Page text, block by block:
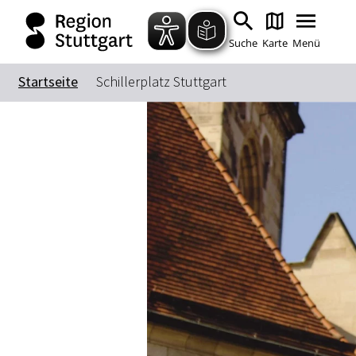
Suche Karte Menü
Startseite Schillerplatz Stuttgart